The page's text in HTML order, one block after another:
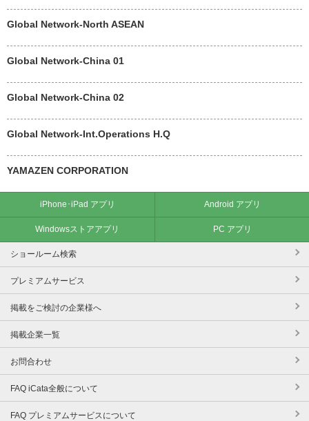
Global Network-North ASEAN
Global Network-China 01
Global Network-China 02
Global Network-Int.Operations H.Q
YAMAZEN CORPORATION
iPhone･iPad アプリ Android アプリ
Windowsストアアプリ PC アプリ
ショールーム検索
プレミアムサービス
掲載をご検討の企業様へ
掲載企業一覧
お問合わせ
FAQ iCata全般について
FAQ プレミアムサービスについて